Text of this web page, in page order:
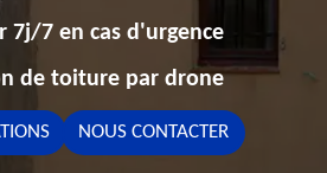
7j/7 en cas d'urgence
de toiture par drone
NOUS CONTACTER